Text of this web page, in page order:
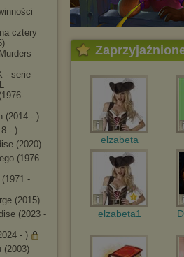
cztery
- serie
(2014 - )
- )
(2020)
(1976–
-
(2015)
(2023 -
- )
(2003)
elzabeta
elzabeta1